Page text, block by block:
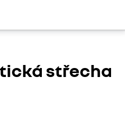
střecha